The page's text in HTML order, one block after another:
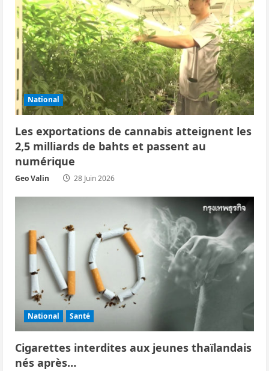
o
n
d
’
a
r
t
i
National
Les exportations de cannabis atteignent les
2,5 milliards de bahts et passent au
numérique
Geo Valin 28 Juin 2026
National Santé
Cigarettes interdites aux jeunes thaïlandais
nés après…